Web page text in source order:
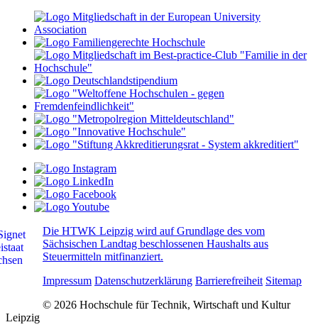
Die HTWK Leipzig wird auf Grundlage des vom
Sächsischen Landtag beschlossenen Haushalts aus
Steuermitteln mitfinanziert.
Impressum Datenschutzerklärung Barrierefreiheit Sitemap
© 2026 Hochschule für Technik, Wirtschaft und Kultur
Leipzig